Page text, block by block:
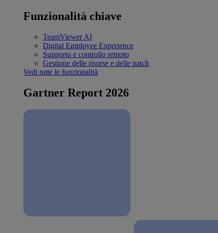
Funzionalità chiave
TeamViewer AI
Digital Employee Experience
Supporto e controllo remoto
Gestione delle risorse e delle patch
Vedi tutte le funzionalità
Gartner Report 2026